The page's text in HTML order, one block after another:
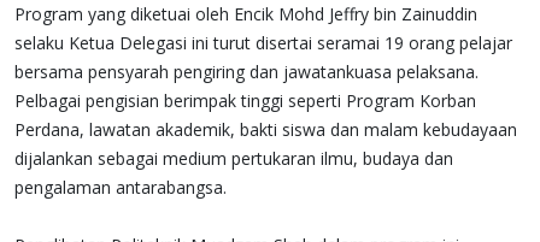
Program yang diketuai oleh Encik Mohd Jeffry bin Zainuddin
selaku Ketua Delegasi ini turut disertai seramai 19 orang pelajar
bersama pensyarah pengiring dan jawatankuasa pelaksana.
Pelbagai pengisian berimpak tinggi seperti Program Korban
Perdana, lawatan akademik, bakti siswa dan malam kebudayaan
dijalankan sebagai medium pertukaran ilmu, budaya dan
pengalaman antarabangsa.